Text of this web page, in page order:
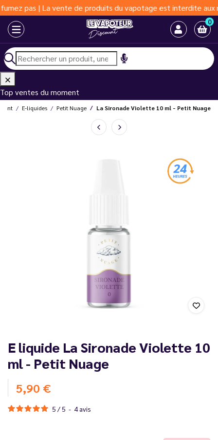
| La vente de produits du vapotage est interdite aux moins
0
Top ventes du moment
E-liquides Petit Nuage La Sironade Violette 10 ml - Petit Nuage
E liquide La Sironade Violette 10
ml - Petit Nuage
5,90 €
5 / 5 - 4avis